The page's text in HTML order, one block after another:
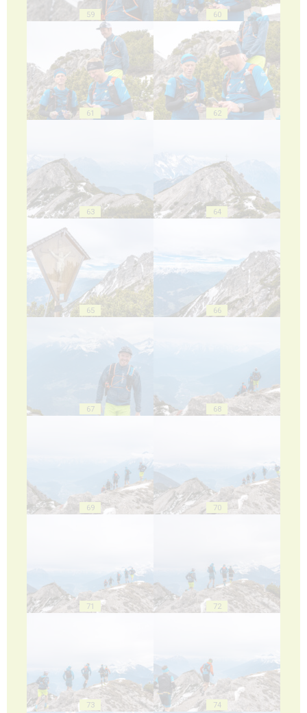
59 60
61 62
63 64
65 66
67 68
69 70
71 72
73 74